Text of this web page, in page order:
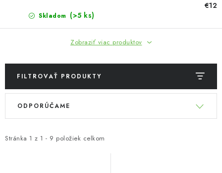
Odstúpenie od zmluvy online
Skladom (>5 ks)
€12
Zobraziť viac produktov
FILTROVAŤ PRODUKTY
V
i
Stránka 1 z 1 - 9 položiek celkom
R
e
ODPORÚČAME